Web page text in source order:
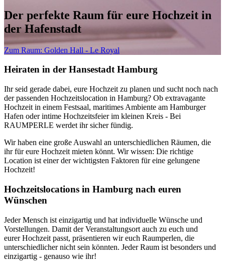
Der perfekte Raum für eure Hochzeit in
der Hafenstadt
Zum Raum: Golden Hall - Le Royal
Heiraten in der Hansestadt Hamburg
Ihr seid gerade dabei, eure Hochzeit zu planen und sucht noch nach
der passenden Hochzeitslocation in Hamburg? Ob extravagante
Hochzeit in einem Festsaal, maritimes Ambiente am Hamburger
Hafen oder intime Hochzeitsfeier im kleinen Kreis - Bei
RAUMPERLE werdet ihr sicher fündig.
Wir haben eine große Auswahl an unterschiedlichen Räumen, die
ihr für eure Hochzeit mieten könnt. Wir wissen: Die richtige
Location ist einer der wichtigsten Faktoren für eine gelungene
Hochzeit!
Hochzeitslocations in Hamburg nach euren
Wünschen
Jeder Mensch ist einzigartig und hat individuelle Wünsche und
Vorstellungen. Damit der Veranstaltungsort auch zu euch und
eurer Hochzeit passt, präsentieren wir euch Raumperlen, die
unterschiedlicher nicht sein könnten. Jeder Raum ist besonders und
einzigartig - genauso wie ihr!